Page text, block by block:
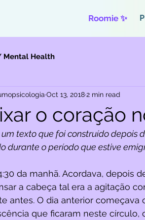
Roomie ✨
Mental Health
o coração
Oct 13, 20182 min read
um texto que foi construído
durante o período que estive
da manhã. Acordava,
a cabeça tal era a agitação
antes. O dia anterior
que ficaram neste